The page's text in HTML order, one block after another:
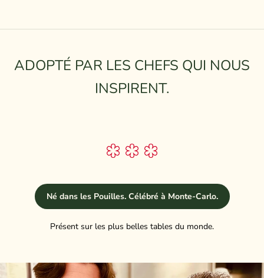
ADOPTÉ PAR LES CHEFS QUI NOUS
INSPIRENT.
Né dans les Pouilles. Célébré à Monte-Carlo.
Présent sur les plus belles tables du monde.